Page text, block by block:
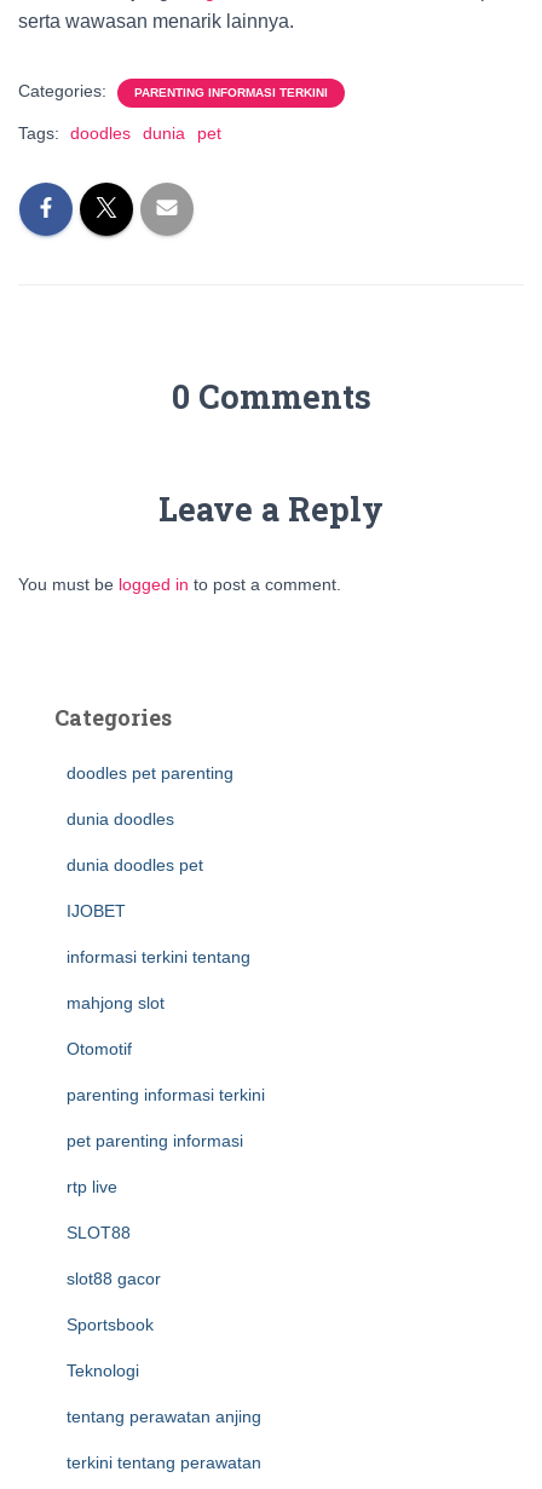
serta wawasan menarik lainnya.
Categories: PARENTING INFORMASI TERKINI
Tags: doodles dunia pet
0 Comments
Leave a Reply
You must be logged in to post a comment.
Categories
doodles pet parenting
dunia doodles
dunia doodles pet
IJOBET
informasi terkini tentang
mahjong slot
Otomotif
parenting informasi terkini
pet parenting informasi
rtp live
SLOT88
slot88 gacor
Sportsbook
Teknologi
tentang perawatan anjing
terkini tentang perawatan